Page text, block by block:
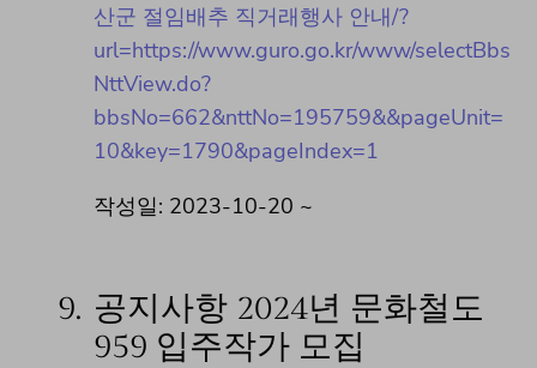
산군 절임배추 직거래행사 안내/?
url=https://www.guro.go.kr/www/selectBbs
NttView.do?
bbsNo=662&nttNo=195759&&pageUnit=
10&key=1790&pageIndex=1
작성일: 2023-10-20 ~
9. 공지사항 2024년 문화철도
959 입주작가 모집